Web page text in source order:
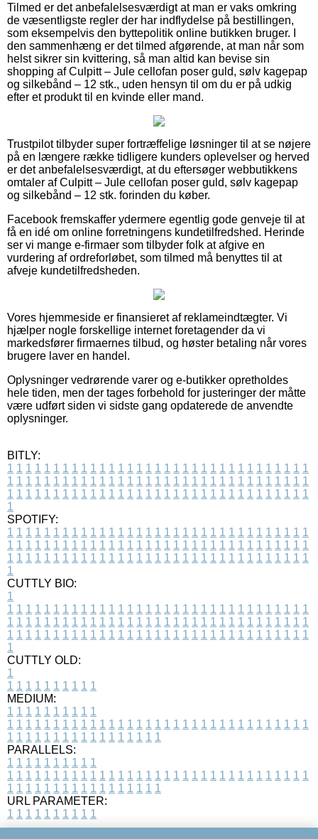
Tilmed er det anbefalelsesværdigt at man er vaks omkring
de væsentligste regler der har indflydelse på bestillingen,
som eksempelvis den byttepolitik online butikken bruger. I
den sammenhæng er det tilmed afgørende, at man når som
helst sikrer sin kvittering, så man altid kan bevise sin
shopping af Culpitt – Jule cellofan poser guld, sølv kagepap
og silkebånd – 12 stk., uden hensyn til om du er på udkig
efter et produkt til en kvinde eller mand.
Trustpilot tilbyder super fortræffelige løsninger til at se nøjere
på en længere række tidligere kunders oplevelser og herved
er det anbefalelsesværdigt, at du eftersøger webbutikkens
omtaler af Culpitt – Jule cellofan poser guld, sølv kagepap
og silkebånd – 12 stk. forinden du køber.
Facebook fremskaffer ydermere egentlig gode genveje til at
få en idé om online forretningens kundetilfredshed. Herinde
ser vi mange e-firmaer som tilbyder folk at afgive en
vurdering af ordreforløbet, som tilmed må benyttes til at
afveje kundetilfredsheden.
Vores hjemmeside er finansieret af reklameindtægter. Vi
hjælper nogle forskellige internet foretagender da vi
markedsfører firmaernes tilbud, og høster betaling når vores
brugere laver en handel.
Oplysninger vedrørende varer og e-butikker opretholdes
hele tiden, men der tages forbehold for justeringer der måtte
være udført siden vi sidste gang opdaterede de anvendte
oplysninger.
BITLY:
1 1 1 1 1 1 1 1 1 1 1 1 1 1 1 1 1 1 1 1 1 1 1 1 1 1 1 1 1 1 1 1 1
1 1 1 1 1 1 1 1 1 1 1 1 1 1 1 1 1 1 1 1 1 1 1 1 1 1 1 1 1 1 1 1 1
1 1 1 1 1 1 1 1 1 1 1 1 1 1 1 1 1 1 1 1 1 1 1 1 1 1 1 1 1 1 1 1 1
1
SPOTIFY:
1 1 1 1 1 1 1 1 1 1 1 1 1 1 1 1 1 1 1 1 1 1 1 1 1 1 1 1 1 1 1 1 1
1 1 1 1 1 1 1 1 1 1 1 1 1 1 1 1 1 1 1 1 1 1 1 1 1 1 1 1 1 1 1 1 1
1 1 1 1 1 1 1 1 1 1 1 1 1 1 1 1 1 1 1 1 1 1 1 1 1 1 1 1 1 1 1 1 1
1
CUTTLY BIO:
1
1 1 1 1 1 1 1 1 1 1 1 1 1 1 1 1 1 1 1 1 1 1 1 1 1 1 1 1 1 1 1 1 1
1 1 1 1 1 1 1 1 1 1 1 1 1 1 1 1 1 1 1 1 1 1 1 1 1 1 1 1 1 1 1 1 1
1 1 1 1 1 1 1 1 1 1 1 1 1 1 1 1 1 1 1 1 1 1 1 1 1 1 1 1 1 1 1 1 1
1
CUTTLY OLD:
1
1 1 1 1 1 1 1 1 1 1
MEDIUM:
1 1 1 1 1 1 1 1 1 1
1 1 1 1 1 1 1 1 1 1 1 1 1 1 1 1 1 1 1 1 1 1 1 1 1 1 1 1 1 1 1 1 1
1 1 1 1 1 1 1 1 1 1 1 1 1 1 1 1 1
PARALLELS:
1 1 1 1 1 1 1 1 1 1
1 1 1 1 1 1 1 1 1 1 1 1 1 1 1 1 1 1 1 1 1 1 1 1 1 1 1 1 1 1 1 1 1
1 1 1 1 1 1 1 1 1 1 1 1 1 1 1 1 1
URL PARAMETER:
1 1 1 1 1 1 1 1 1 1